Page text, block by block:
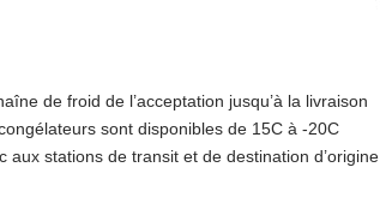
de froid de l’acceptation jusqu’à la livraison
sont disponibles de 15C à -20C
aux stations de transit et de destination d’origine